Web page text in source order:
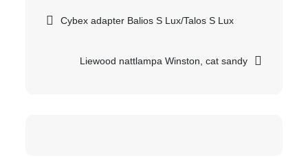
Inläggsnavigering
Cybex adapter Balios S Lux/Talos S Lux
Liewood nattlampa Winston, cat sandy